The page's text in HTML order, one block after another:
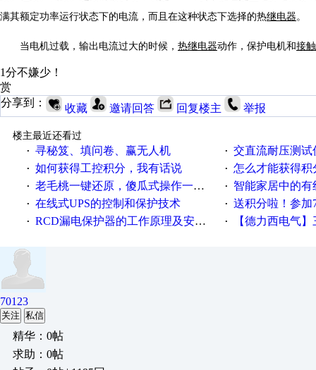
满其额定功率运行状态下的电流，而且在这种状态下选择的热继电器。
当电机过载，输出电流过大的时候， 热继电器动作，保护电机和接
1分不嫌少！
赏
分享到：
收藏 邀请回答 回复楼主 举报
楼主最近还看过
· 寻秘笈、填问卷、赢无人机 · 交直流耐压测
· 如何获得工控积分，我有话说 · 怎么才能获得积
· 老毛桃一键还原，傻瓜式操作一键轻松备份还原；程序为向导式安装，一键即可实现自动备份或还原系统。 · 智能家居中的有
· 在线式UPS的控制和保护技术 · 送积分啦！参加7月6日
· RCD漏电保护器的工作原理及安装要点 · 【德力西电气】三
70123
关注 私信
精华：0帖
求助：0帖